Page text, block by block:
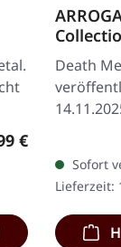
Preis:
€
BOX SET
Death
Chaos
einer
Sofort
Lieferzeit: